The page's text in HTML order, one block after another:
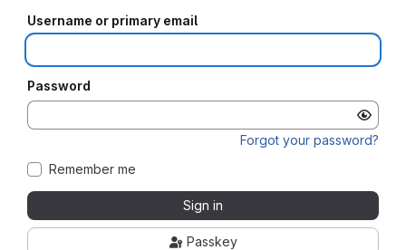
Username or primary email
Password
Forgot your password?
Remember me
Sign in
Passkey